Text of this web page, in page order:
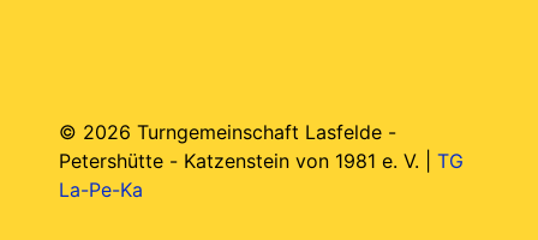
© 2026 Turngemeinschaft Lasfelde -
Petershütte - Katzenstein von 1981 e. V. | TG
La-Pe-Ka